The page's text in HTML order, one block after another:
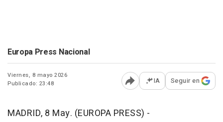
Europa Press Nacional
Viernes, 8 mayo 2026
Publicado: 23:48
Abrir opciones para
IA Seguir en
MADRID, 8 May. (EUROPA PRESS) -